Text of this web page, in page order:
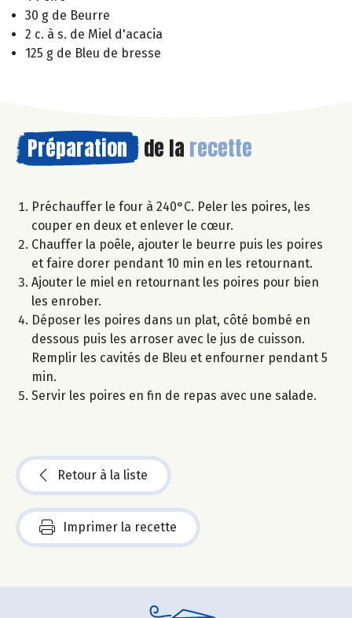
30 g de Beurre
2 c. à s. de Miel d'acacia
125 g de Bleu de bresse
Préparation de la recette
Préchauffer le four à 240°C. Peler les poires, les
couper en deux et enlever le cœur.
Chauffer la poêle, ajouter le beurre puis les poires
et faire dorer pendant 10 min en les retournant.
Ajouter le miel en retournant les poires pour bien
les enrober.
Déposer les poires dans un plat, côté bombé en
dessous puis les arroser avec le jus de cuisson.
Remplir les cavités de Bleu et enfourner pendant 5
min.
Servir les poires en fin de repas avec une salade.
Retour à la liste
Imprimer la recette